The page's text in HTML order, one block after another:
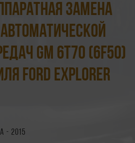
замена
GM 6T70 (6F50)
Ford Explorer
- 2015